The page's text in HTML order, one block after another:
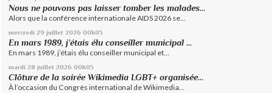
Nous ne pouvons pas laisser tomber les malades...
Alors que la conférence internationale AIDS 2026 se...
mercredi 29 juillet 2026 00h05
En mars 1989, j’étais élu conseiller municipal ...
En mars 1989, j’étais élu conseiller municipal et...
mardi 28 juillet 2026 00h05
Clôture de la soirée Wikimedia LGBT+ organisée...
À l’occasion du Congrès international de Wikimedia...